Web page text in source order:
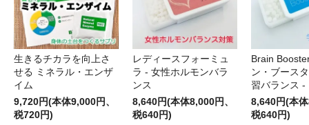
生きるチカラを向上さ
せる ミネラル・エンザ
イム
9,720円(本体9,000円、
税720円)
レディースフォーミュ
ラ - 女性ホルモンバラ
ンス
8,640円(本体8,000円、
税640円)
Brain
ン・ブース
習バランス -
8,640円(本
税640円)